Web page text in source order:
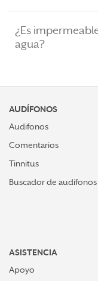
¿Es
agua?
AUDÍFONOS
Audifonos
Comentarios
Tinnitus
Buscador de audífonos
ASISTENCIA
Apoyo